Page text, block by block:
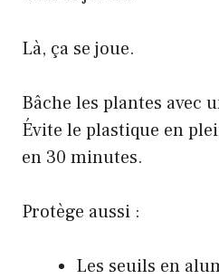
Là, ça se joue.
Bâche les plantes avec
Évite le plastique en
en 30 minutes.
Protège aussi :
Les seuils en